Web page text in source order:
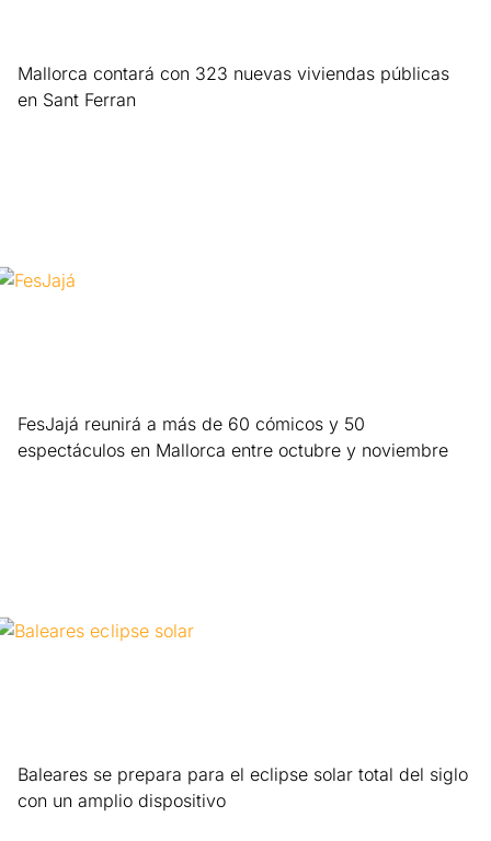
Mallorca contará con 323 nuevas viviendas públicas
en Sant Ferran
FesJajá reunirá a más de 60 cómicos y 50
espectáculos en Mallorca entre octubre y noviembre
Baleares se prepara para el eclipse solar total del siglo
con un amplio dispositivo